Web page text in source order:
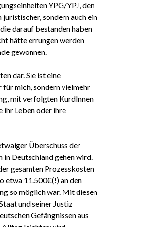
YPG/YPJ, den
sondern auch ein
darauf bestanden haben
hätte errungen werden
gewonnen.
dar. Sie ist eine
mich, sondern vielmehr
mit verfolgten KurdInnen
ihr Leben oder ihre
Überschuss der
Deutschland gehen wird.
gesamten Prozesskosten
etwa 11.500€(!) an den
so möglich war. Mit diesen
und seiner Justiz
Gefängnissen aus